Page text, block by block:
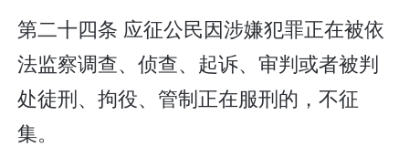
第二十四条 应征公民因涉嫌犯罪正在被依
法监察调查、侦查、起诉、审判或者被判
处徒刑、拘役、管制正在服刑的，不征
集。